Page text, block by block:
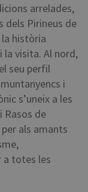
arrelades,
dels Pirineus de
història
visita. Al nord,
seu perfil
i
s’uneix a les
Rasos de
als amants
a totes les